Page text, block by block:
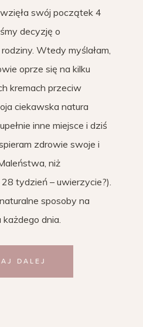
swój początek 4
decyzję o
Wtedy myślałam,
oprze się na kilku
kremach przeciw
ciekawska natura
inne miejsce i dziś
zdrowie swoje i
niż
tydzień – uwierzycie?).
sposoby na
dnia.
DALEJ